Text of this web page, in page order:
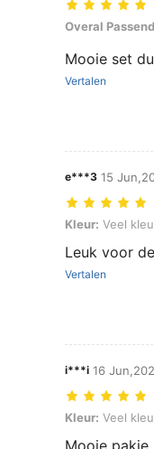
Overal Passend:
Overal
Mooie set
Vertalen
e***3 15
Kleur: Veel
Kleur: Veel
Leuk voor
Vertalen
i***i 16
Kleur: Veel
Kleur: Veel
Mooie pakje